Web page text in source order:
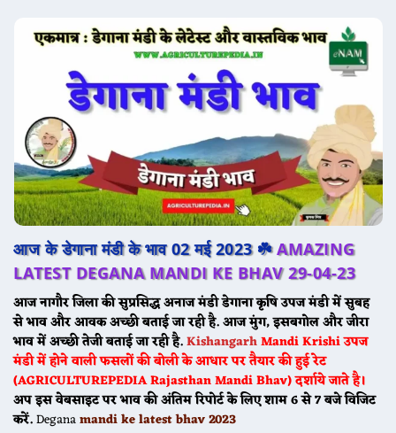
आज के डेगाना मंडी के भाव 02 मई 2023 ☘️AMAZING
LATEST DEGANA MANDI KE BHAV 29-04-23
आज नागौर जिला की सुप्रसिद्ध अनाज मंडीडेगानाकृषि उपज मंडी में सुबह
से भाव और आवक अच्छी बताई जा रही है. आज मुंग, इसबगोल और जीरा
भाव में अच्छी तेजी बताई जा रही है.KishangarhMandiKrishi उपज
मंडी में होने वाली फसलों की बोली के आधार पर तैयार की हुई रेट
(AGRICULTUREPEDIA Rajasthan Mandi Bhav) दर्शाये जाते है।
अप इस वेबसाइट पर भाव की अंतिम रिपोर्ट के लिए शाम 6 से 7 बजे विजिट
करें.Deganamandi ke latest bhav 2023